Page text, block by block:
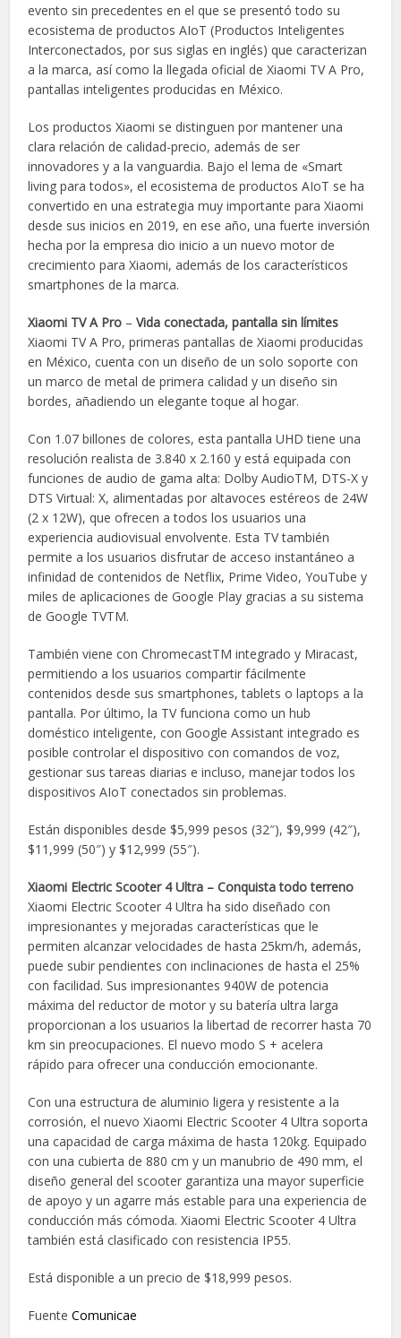
evento sin precedentes en el que se presentó todo su
ecosistema de productos AIoT (Productos Inteligentes
Interconectados, por sus siglas en inglés) que caracterizan
a la marca, así como la llegada oficial de Xiaomi TV A Pro,
pantallas inteligentes producidas en México.
Los productos Xiaomi se distinguen por mantener una
clara relación de calidad-precio, además de ser
innovadores y a la vanguardia. Bajo el lema de «Smart
living para todos», el ecosistema de productos AIoT se ha
convertido en una estrategia muy importante para Xiaomi
desde sus inicios en 2019, en ese año, una fuerte inversión
hecha por la empresa dio inicio a un nuevo motor de
crecimiento para Xiaomi, además de los característicos
smartphones de la marca.
Xiaomi TV A Pro –Vida conectada, pantalla sin límites
Xiaomi TV A Pro, primeras pantallas de Xiaomi producidas
en México, cuenta con un diseño de un solo soporte con
un marco de metal de primera calidad y un diseño sin
bordes, añadiendo un elegante toque al hogar.
Con 1.07 billones de colores, esta pantalla UHD tiene una
resolución realista de 3.840 x 2.160 y está equipada con
funciones de audio de gama alta: Dolby AudioTM, DTS-X y
DTS Virtual: X, alimentadas por altavoces estéreos de 24W
(2 x 12W), que ofrecen a todos los usuarios una
experiencia audiovisual envolvente. Esta TV también
permite a los usuarios disfrutar de acceso instantáneo a
infinidad de contenidos de Netflix, Prime Video, YouTube y
miles de aplicaciones de Google Play gracias a su sistema
de Google TVTM.
También viene con ChromecastTM integrado y Miracast,
permitiendo a los usuarios compartir fácilmente
contenidos desde sus smartphones, tablets o laptops a la
pantalla. Por último, la TV funciona como un hub
doméstico inteligente, con Google Assistant integrado es
posible controlar el dispositivo con comandos de voz,
gestionar sus tareas diarias e incluso, manejar todos los
dispositivos AIoT conectados sin problemas.
Están disponibles desde $5,999 pesos (32″), $9,999 (42″),
$11,999 (50″) y $12,999 (55″).
Xiaomi Electric Scooter 4 Ultra – Conquista todo terreno
Xiaomi Electric Scooter 4 Ultra ha sido diseñado con
impresionantes y mejoradas características que le
permiten alcanzar velocidades de hasta 25km/h, además,
puede subir pendientes con inclinaciones de hasta el 25%
con facilidad. Sus impresionantes 940W de potencia
máxima del reductor de motor y su batería ultra larga
proporcionan a los usuarios la libertad de recorrer hasta 70
km sin preocupaciones. El nuevo modo S + acelera
rápido para ofrecer una conducción emocionante.
Con una estructura de aluminio ligera y resistente a la
corrosión, el nuevo Xiaomi Electric Scooter 4 Ultra soporta
una capacidad de carga máxima de hasta 120kg. Equipado
con una cubierta de 880 cm y un manubrio de 490 mm, el
diseño general del scooter garantiza una mayor superficie
de apoyo y un agarre más estable para una experiencia de
conducción más cómoda. Xiaomi Electric Scooter 4 Ultra
también está clasificado con resistencia IP55.
Está disponible a un precio de $18,999 pesos.
FuenteComunicae